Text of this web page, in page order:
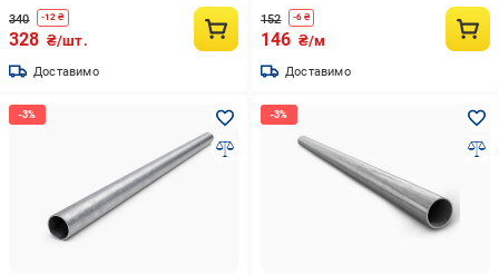
340 -12 ₴
328 ₴/шт.
Доставимо
152 -6₴
146 ₴/м
Доставимо